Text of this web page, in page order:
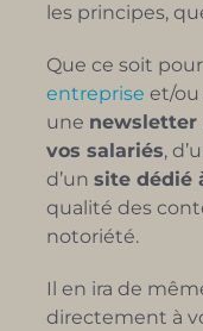
les principes,
Que ce soit pour
entreprise et/ou
une newsletter
vos salariés,
d’un site dédié
qualité des
notoriété.
Il en ira de
directement à